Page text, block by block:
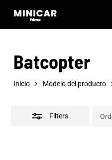
Skip
contentBatcopter
Inicio Modelo del producto
Filters